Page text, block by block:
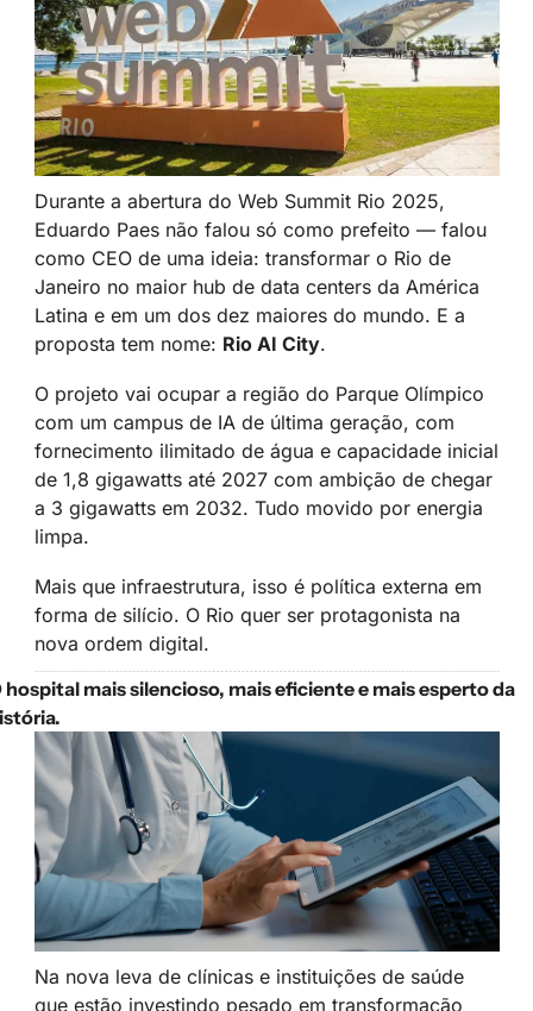
Durante a abertura do Web Summit Rio 2025,
Eduardo Paes não falou só como prefeito — falou
como CEO de uma ideia: transformar o Rio de
Janeiro no maior hub de data centers da América
Latina e em um dos dez maiores do mundo. E a
proposta tem nome: Rio AI City.
O projeto vai ocupar a região do Parque Olímpico
com um campus de IA de última geração, com
fornecimento ilimitado de água e capacidade inicial
de 1,8 gigawatts até 2027 com ambição de chegar
a 3 gigawatts em 2032. Tudo movido por energia
limpa.
Mais que infraestrutura, isso é política externa em
forma de silício. O Rio quer ser protagonista na
nova ordem digital.
hospital mais silencioso, mais eficiente e mais esperto da
Na nova leva de clínicas e instituições de saúde
que estão investindo pesado em transformação